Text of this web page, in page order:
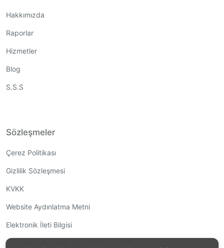
Hakkımızda
Raporlar
Hizmetler
Blog
S.S.S
Sözleşmeler
Çerez Politikası
Gizlilik Sözleşmesi
KVKK
Website Aydınlatma Metni
Elektronik İleti Bilgisi
Kişisel Veri Rıza Beyanı